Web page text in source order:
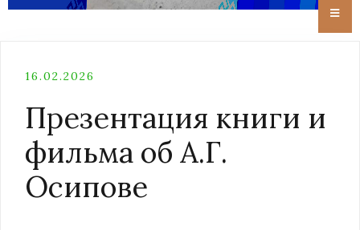
16.02.2026
Презентация книги и
фильма об А.Г.
Осипове